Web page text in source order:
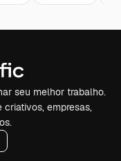
seu melhor trabalho.
criativos, empresas,